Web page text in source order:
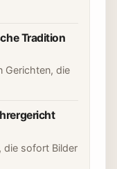
Tradition
Gerichten, die
die sofort Bilder